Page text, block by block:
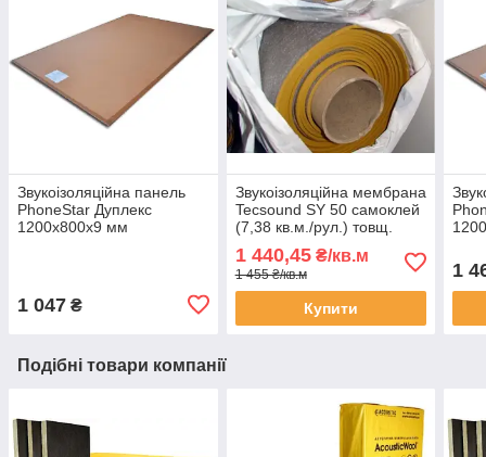
Звукоізоляційна панель
PhoneStar Дуплекс
1200х800х9 мм
1 047 ₴
Звукоізоляційна мембрана
Tecsound SY 50 самоклей
(7,38 кв.м./рул.) товщ.
1 440,45₴/кв.м
1 455 ₴/кв.м
Купити
1
Подібні товари компанії